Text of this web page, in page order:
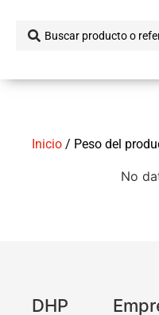
Inicio / Peso del
No
DHP